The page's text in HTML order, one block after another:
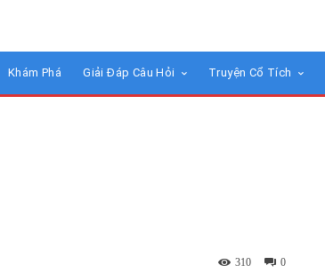
Khám Phá Giải Đáp Câu Hỏi Truyện Cổ Tích
0
310